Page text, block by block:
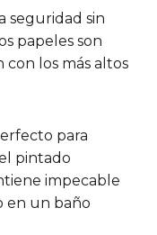
seguridad sin
papeles son
los más altos
para
pintado
impecable
en un baño